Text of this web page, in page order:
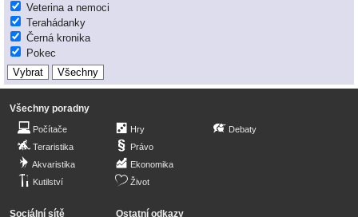
Veterina a nemoci
Terahádanky
Černá kronika
Pokec
Všechny poradny
Počítače
Teraristika
Akvaristika
Kutilství
Hry
Právo
Ekonomika
Život
Debaty
Sociální sítě Ostatní odkazy